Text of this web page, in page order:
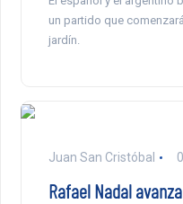
un partido que
jardín.
Juan San Cristóbal
Rafael Nadal